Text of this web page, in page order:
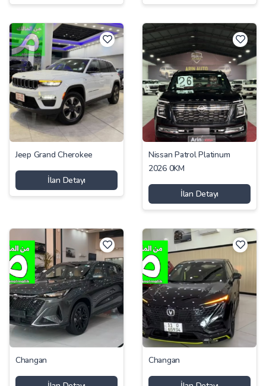
Jeep Grand Cherokee
İlan Detayı
Nissan Patrol Platinum
2026 0KM
İlan Detayı
Changan Changan